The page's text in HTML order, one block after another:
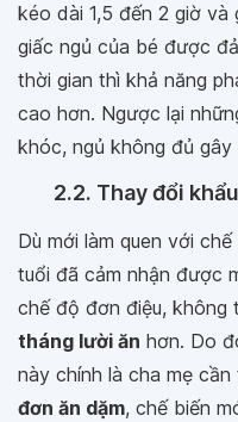
kéo dài 1,5 đến 2 giờ và
giấc ngủ của bé được
thời gian thì khả năng
cao hơn. Ngược lại
khóc, ngủ không đủ gây
2.2. Thay đổi
Dù mới làm quen với
tuổi đã cảm nhận được
chế độ đơn điệu, không
tháng lười ăn hơn. Do
này chính là cha mẹ
đơn ăn dặm, chế biến